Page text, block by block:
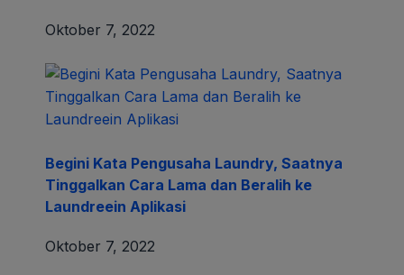
Oktober 7, 2022
Begini Kata Pengusaha Laundry, Saatnya
Tinggalkan Cara Lama dan Beralih ke
Laundreein Aplikasi
Oktober 7, 2022